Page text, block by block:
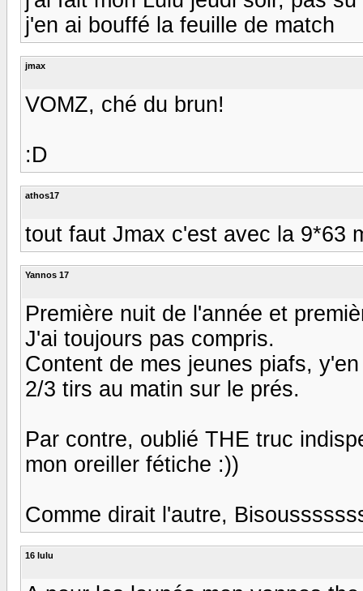
j'en ai bouffé la feuille de match
jmax
VOMZ, ché du brun!
:D
athos17
tout faut Jmax c'est avec la 9*63
Yannos 17
Première nuit de l'année et
J'ai toujours pas compris.
Content de mes jeunes piafs,
2/3 tirs au matin sur le prés.
Par contre, oublié THE truc
mon oreiller fétiche :))
Comme dirait l'autre,
16 lulu